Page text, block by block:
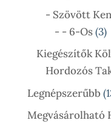
- Szövött
- - 6-Os 33
Kiegészítők
Hordozós
Legnépszerűbb
Megvásárolható